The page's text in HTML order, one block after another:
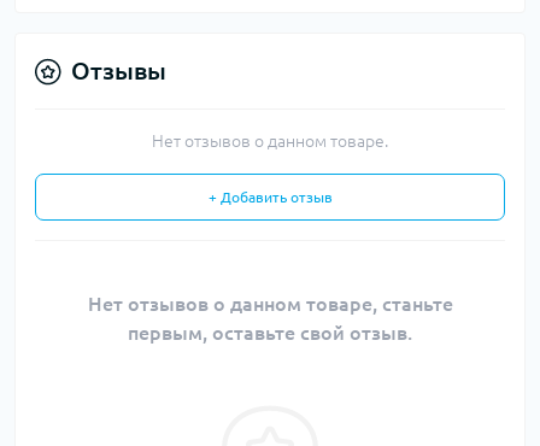
Отзывы
Нет отзывов о данном товаре.
+ Добавить отзыв
Нет отзывов о данном товаре, станьте
первым, оставьте свой отзыв.